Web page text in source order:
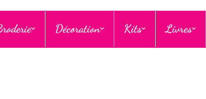
Décoration Kits Livres